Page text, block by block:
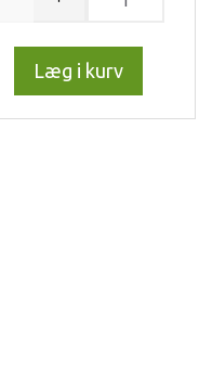
Læg i kurv